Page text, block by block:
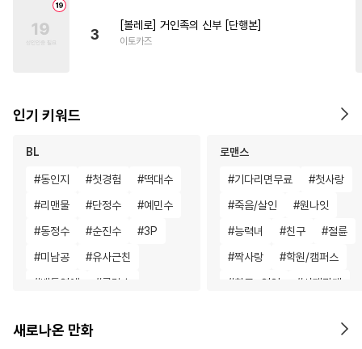
3
[볼레로] 거인족의 신부 [단행본]
이토카즈
인기 키워드
BL
#동인지 #첫경험 #떡대수
#리맨물 #단정수 #예민수
#동정수 #순진수 #3P
#미남공 #유사근친
#배틀연애 #굴림수
#감금/강제
로맨스
#기다리면무료 #첫사랑
#죽음/살인 #원나잇
#능력녀 #친구 #절륜
#짝사랑 #학원/캠퍼스
#친구>연인 # 사제관계
새로나온 만화